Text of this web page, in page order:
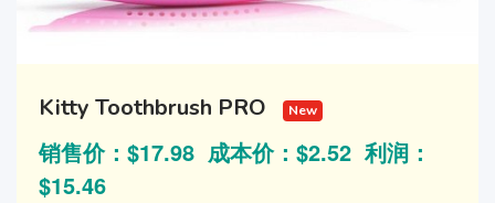
Kitty Toothbrush PRO New
销售价：$17.98 成本价：$2.52 利润：
$15.46